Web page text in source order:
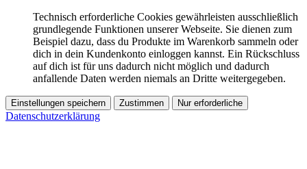
Technisch erforderliche Cookies gewährleisten ausschließlich
grundlegende Funktionen unserer Webseite. Sie dienen zum
Beispiel dazu, dass du Produkte im Warenkorb sammeln oder
dich in dein Kundenkonto einloggen kannst. Ein Rückschluss
auf dich ist für uns dadurch nicht möglich und dadurch
anfallende Daten werden niemals an Dritte weitergegeben.
Einstellungen speichern Zustimmen Nur erforderliche
Datenschutzerklärung